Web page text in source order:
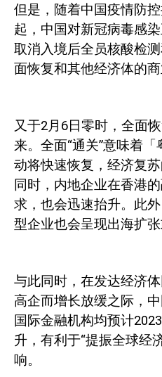
但是，随着中国疫情防
起，中国对新冠病毒感染
取消入境后全员核酸检
面恢复和其他经济体的
又于2月 6日零时，全面
来。全面“通关”意味着
动将快速恢复，经济复
同时，内地企业在香港
求，也会迅速抬升。此
型企业也会呈现出海扩
与此同时，在发达经济
高企而增长放缓之际，
国际金融机构均预计2023
升，有利于“提振全球经
响。